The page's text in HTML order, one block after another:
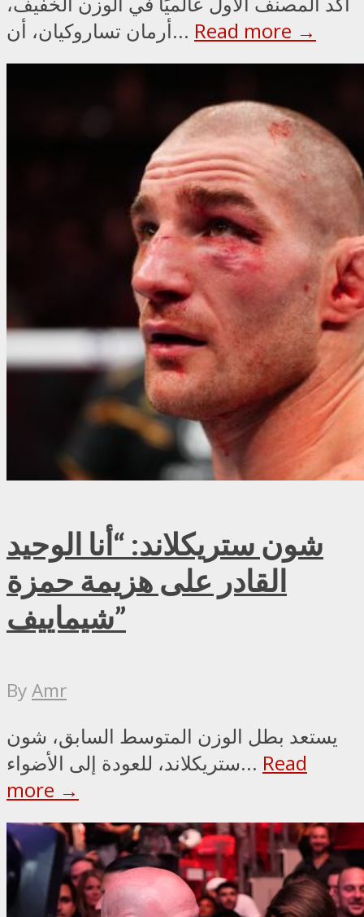
أرمان تساروكيان، أن... Read more →
شون ستريكلاند: “أنا الوحيد
القادر على هزيمة حمزة
شيماييف”
ByAmr
يستعد بطل الوزن المتوسط السابق، شون
ستريكلاند، للعودة إلى الأضواء... Read
more →